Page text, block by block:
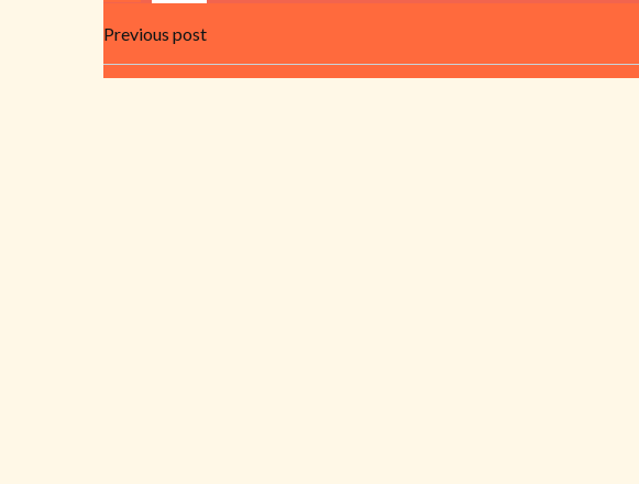
Beitragsnavigation
Previous post